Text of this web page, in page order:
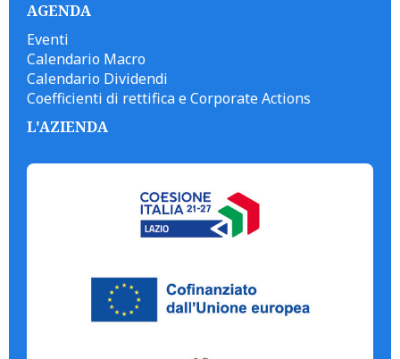
AGENDA
Eventi
Calendario Macro
Calendario Dividendi
Coefficienti di rettifica e Corporate Actions
L'AZIENDA